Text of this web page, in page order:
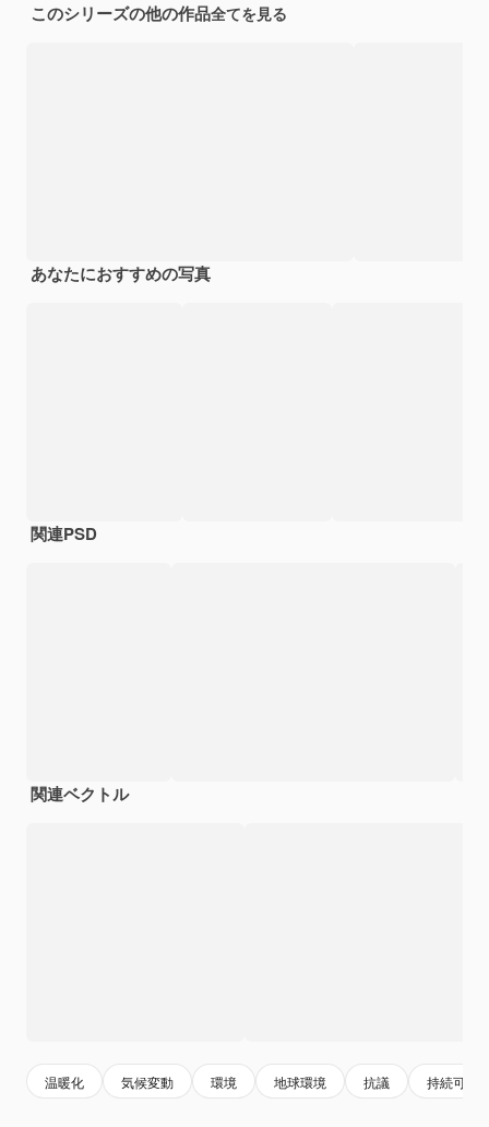
このシリーズの他の作品全てを見る
あなたにおすすめの写真
関連PSD
関連ベクトル
温暖化 気候変動 環境 地球環境 抗議 持続可能